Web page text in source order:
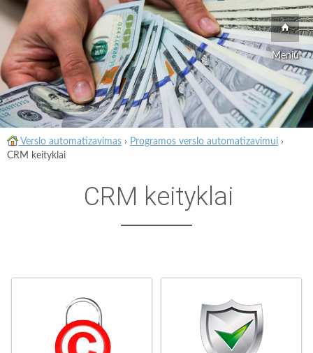
Meniu
Verslo automatizavimas › Programos verslo automatizavimui ›
CRM keityklai
CRM keityklai